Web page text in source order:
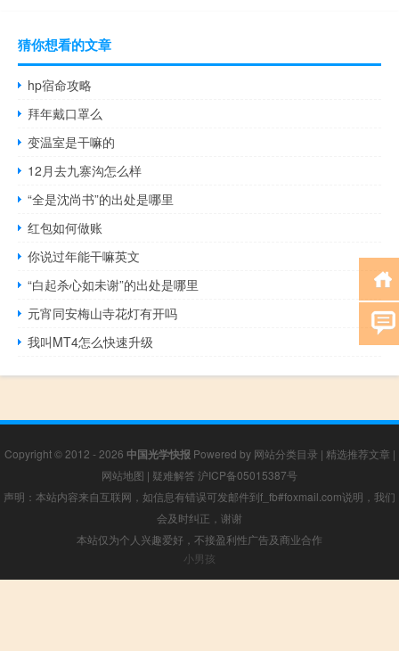
猜你想看的文章
hp宿命攻略
拜年戴口罩么
变温室是干嘛的
12月去九寨沟怎么样
“全是沈尚书”的出处是哪里
红包如何做账
你说过年能干嘛英文
“白起杀心如未谢”的出处是哪里
元宵同安梅山寺花灯有开吗
我叫MT4怎么快速升级
Copyright © 2012 - 2026 中国光学快报 Powered by 网站分类目录 | 精选推荐文章 |
网站地图 | 疑难解答 沪ICP备05015387号
声明：本站内容来自互联网，如信息有错误可发邮件到f_fb#foxmail.com说明，我们
会及时纠正，谢谢
本站仅为个人兴趣爱好，不接盈利性广告及商业合作
小男孩